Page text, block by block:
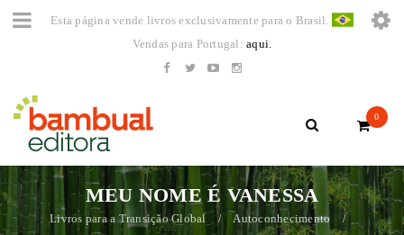
Esta página vende livros exclusivamente para o Brasil.
Vendas para Portugal:aqui.
0
MEU NOME É VANESSA
Livros para a Transição Global / Autoconhecimento /